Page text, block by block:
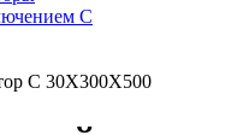
C
C 30Х300Х500